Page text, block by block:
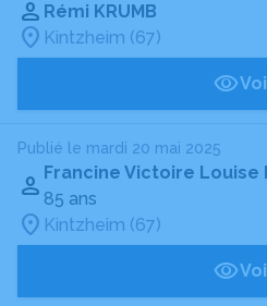
Rémi KRUMB
Kintzheim (67)
Publié le mardi 20 mai 2025
Francine Victoire Louise
85 ans
Kintzheim (67)